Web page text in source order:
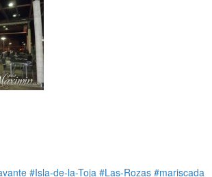
#Isla-de-la-Toja #Las-Rozas #mariscada